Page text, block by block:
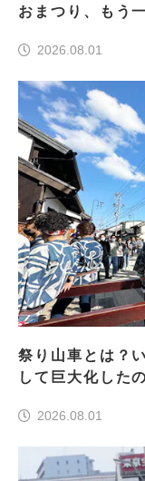
おまつり、もう
2026.08.01
祭り山車とは？
して巨大化した
2026.08.01